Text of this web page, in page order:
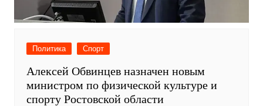
Политика Спорт
Алексей Обвинцев назначен новым
министром по физической культуре и
спорту Ростовской области